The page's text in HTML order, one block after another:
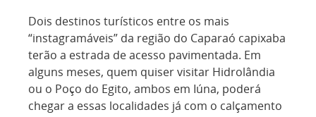
Dois destinos turísticos entre os mais
“instagramáveis” da região do Caparaó capixaba
terão a estrada de acesso pavimentada. Em
alguns meses, quem quiser visitar Hidrolândia
ou o Poço do Egito, ambos em Iúna, poderá
chegar a essas localidades já com o calçamento